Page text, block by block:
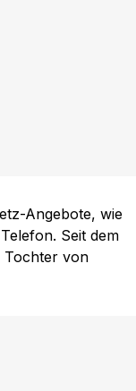
Angebote, wie
Seit dem
Tochter von